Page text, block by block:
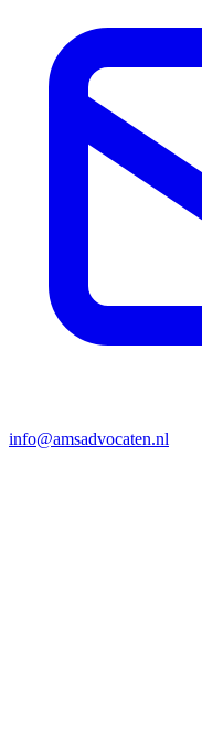
info@amsadvocaten.nl